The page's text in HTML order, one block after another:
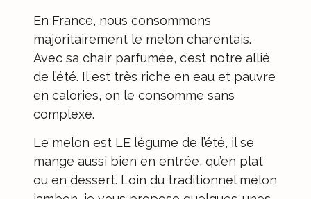
En France, nous consommons
majoritairement le melon charentais.
Avec sa chair parfumée, c’est notre allié
de l’été. Il est très riche en eau et pauvre
en calories, on le consomme sans
complexe.
Le melon est LE légume de l’été, il se
mange aussi bien en entrée, qu’en plat
ou en dessert. Loin du traditionnel melon